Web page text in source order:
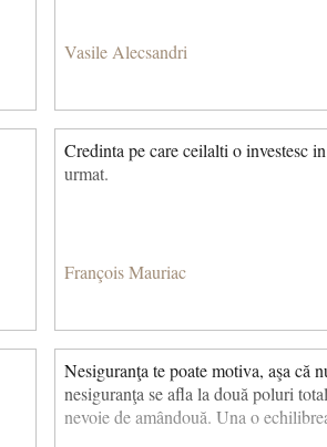
Vasile Alecsandri
Credinta pe care ceilalti o investesc
urmat.
François Mauriac
Nesiguranţa te poate motiva, aşa că
nesiguranţa se afla la două poluri
nevoie de amândouă. Una o